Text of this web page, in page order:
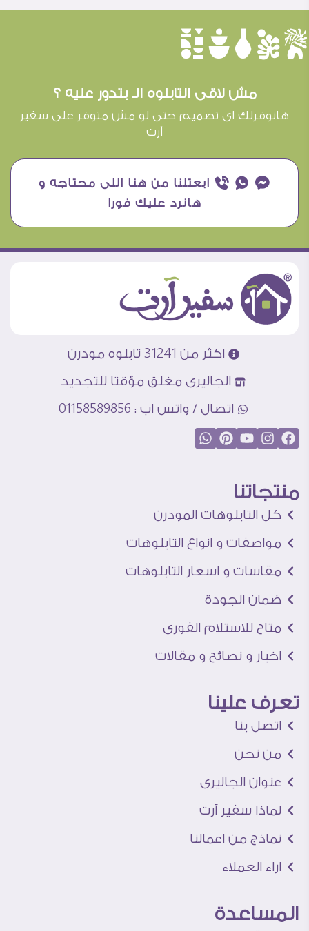
èûôçê
مش لاقى التابلوه الـ بتدور عليه ؟
هانوفرلك اى تصميم حتى لو مش متوفر على سفير
آرت
¥ ₧ ƒ ابعتلنا من هنا اللى محتاجه و
هانرد عليك فورا
اكثر من 31241 تابلوه مودرن
الجاليرى مغلق مؤقتا للتجديد
اتصال / واتس اب : 01158589856
منتجاتنا
كل التابلوهات المودرن
مواصفات و انواع التابلوهات
مقاسات و اسعار التابلوهات
ضمان الجودة
متاح للاستلام الفورى
اخبار و نصائح و مقالات
تعرف علينا
اتصل بنا
من نحن
عنوان الجاليرى
لماذا سفير آرت
نماذج من اعمالنا
اراء العملاء
المساعدة